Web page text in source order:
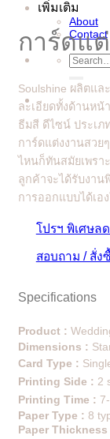
เพิ่มเติม
About
Contact
Search
for:
การ์ดแ
Soulshine ผลิตแ
ละเอียดทั้งด้านหน้
ธีมสี ดีไซน์ ประเภ
การ์ดแต่งงานสวย
ไหนก็ทันสมัยเพรา
ลูกค้าจะได้รับงา
การออกแบบได้เอ
โปรฯ พิเศษล
สอบถาม / สั่ง
Specifications
Product :
Dimensions :
Card Type :
Printing Side : 2
Printing Time :
Paper Type : 8
Paper Thickness